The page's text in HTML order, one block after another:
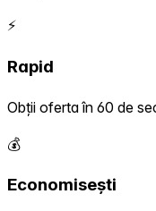
⚡
Rapid
Obții oferta în 60 de
💰
Economisești